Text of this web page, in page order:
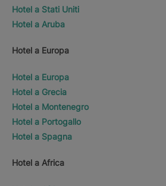
Hotel a Stati Uniti
Hotel a Aruba
Hotel a Europa
Hotel a Europa
Hotel a Grecia
Hotel a Montenegro
Hotel a Portogallo
Hotel a Spagna
Hotel a Africa